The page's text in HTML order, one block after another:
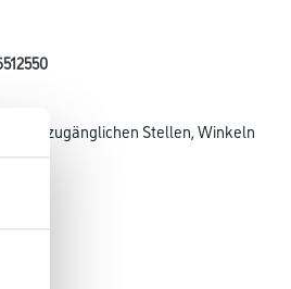
zugänglichen Stellen, Winkeln